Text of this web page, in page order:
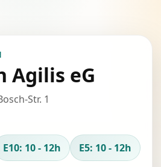
Agilis eG
Str. 1
E10: 10 - 12h E5: 10 - 12h